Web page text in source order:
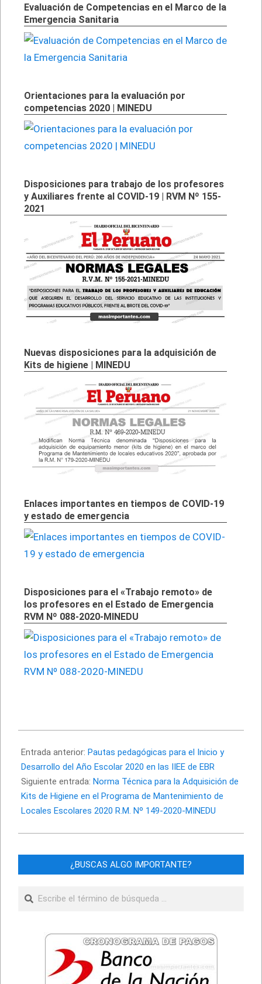
Evaluación de Competencias en el Marco de la
Emergencia Sanitaria
Orientaciones para la evaluación por
competencias 2020 | MINEDU
Disposiciones para trabajo de los profesores
y Auxiliares frente al COVID-19 | RVM Nº 155-
2021
Nuevas disposiciones para la adquisición de
Kits de higiene | MINEDU
Enlaces importantes en tiempos de COVID-19
y estado de emergencia
Disposiciones para el «Trabajo remoto» de
los profesores en el Estado de Emergencia
RVM Nº 088-2020-MINEDU
03-
16
Entrada anterior: Pautas pedagógicas para el Inicio y
Desarrollo del Año Escolar 2020 en las IIEE de EBR
Siguiente entrada: Norma Técnica para la Adquisición de
Kits de Higiene en el Programa de Mantenimiento de
Locales Escolares 2020 R.M. Nº 149-2020-MINEDU
¿BUSCAS ALGO IMPORTANTE?
Buscar